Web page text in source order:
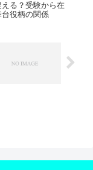
る？受験から在
役柄の関係